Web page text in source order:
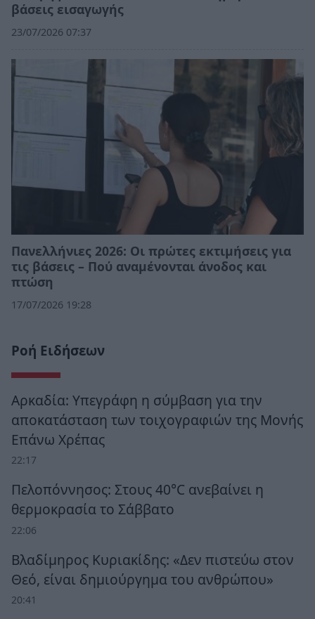
βάσεις εισαγωγής
23/07/2026 07:37
Πανελλήνιες 2026: Οι πρώτες εκτιμήσεις για
τις βάσεις – Πού αναμένονται άνοδος και
πτώση
17/07/2026 19:28
Ροή Ειδήσεων
Αρκαδία: Υπεγράφη η σύμβαση για την
αποκατάσταση των τοιχογραφιών της Μονής
Επάνω Χρέπας
22:17
Πελοπόννησος: Στους 40°C ανεβαίνει η
θερμοκρασία το Σάββατο
22:06
Βλαδίμηρος Κυριακίδης: «Δεν πιστεύω στον
Θεό, είναι δημιούργημα του ανθρώπου»
20:41